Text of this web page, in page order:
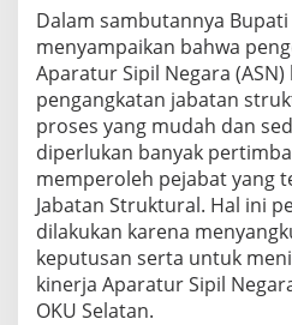
e
l
a
t
a
n
Dalam sambutannya Bupati
menyampaikan bahwa
Aparatur Sipil Negara
pengangkatan jabatan
proses yang mudah dan
diperlukan banyak
memperoleh pejabat yang
Jabatan Struktural. Hal ini
dilakukan karena
keputusan serta untuk
kinerja Aparatur Sipil
OKU Selatan.